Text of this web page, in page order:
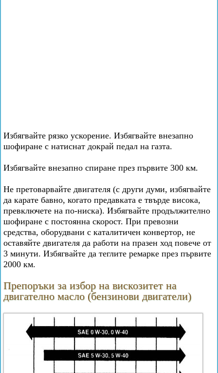
Избягвайте рязко ускорение. Избягвайте внезапно
шофиране с натиснат докрай педал на газта.
Избягвайте внезапно спиране през първите 300 км.
Не претоварвайте двигателя (с други думи, избягвайте
да карате бавно, когато предавката е твърде висока,
превключете на по-ниска). Избягвайте продължително
шофиране с постоянна скорост. При превозни
средства, оборудвани с каталитичен конвертор, не
оставяйте двигателя да работи на празен ход повече от
3 минути. Избягвайте да теглите ремарке през първите
2000 км.
Препоръки за избор на вискозитет на
двигателно масло (бензинови двигатели)